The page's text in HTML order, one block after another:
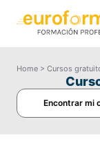
Home > Cursos
Encontrar mi